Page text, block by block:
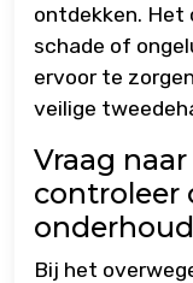
ontdekken. Het
schade of
ervoor te
veilige
Vraag
controleer
Bij het